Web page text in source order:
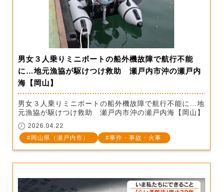
男女３人乗りミニボートの船外機故障で航行不能
に…地元漁協が駆けつけ救助 瀬戸内市沖の瀬戸内
海【岡山】
男女３人乗りミニボートの船外機故障で航行不能に…地
元漁協が駆けつけ救助 瀬戸内市沖の瀬戸内海【岡山】
2026.04.22
岡山県（瀬戸内市）
事件・事故・火事